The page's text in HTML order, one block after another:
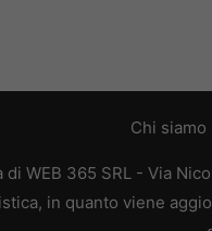
Chi siamo
WEB 365 SRL - Via
in quanto viene